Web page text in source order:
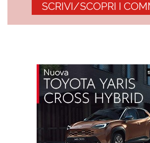
SCRIVI/SCOPRI I